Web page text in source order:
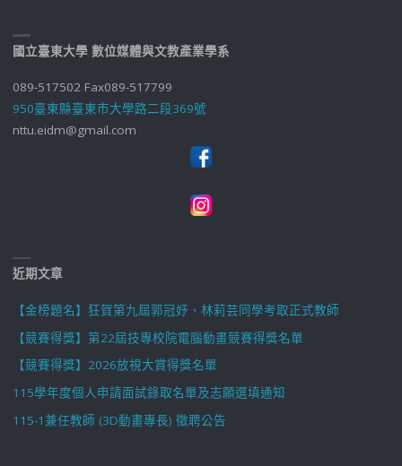
國立臺東大學 數位媒體與文教產業學系
089-517502 Fax089-517799
950臺東縣臺東市大學路二段369號
nttu.eidm@gmail.com
近期文章
【金榜題名】狂賀第九屆郭冠妤、林莉芸同學考取正式教師
【競賽得獎】第22屆技專校院電腦動畫競賽得獎名單
【競賽得獎】2026放視大賞得獎名單
115學年度個人申請面試錄取名單及志願選填通知
115-1兼任教師 (3D動畫專長) 徵聘公告